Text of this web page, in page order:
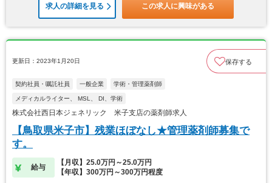
求人の詳細を見る この求人に興味がある
更新日：2023年1月20日 保存する
契約社員・嘱託社員 一般企業 学術・管理薬剤師
メディカルライター、 MSL、 DI、学術
株式会社西日本ジェネリック 米子支店の薬剤師求人
【鳥取県米子市】残業ほぼなし★管理薬剤師募集で
す。
給与
【月収】25.0万円～25.0万円
【年収】300万円～300万円程度